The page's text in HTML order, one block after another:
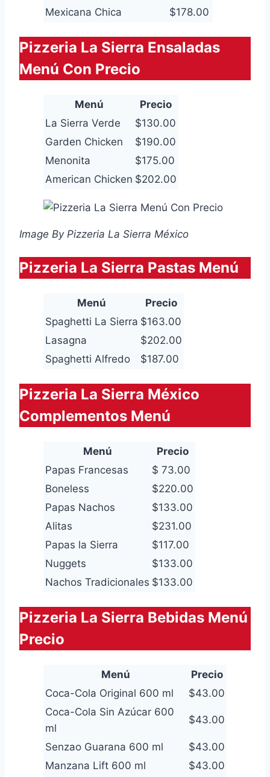
Mexicana Chica
$178.00
Pizzeria La Sierra Ensaladas
Menú Con Precio
Menú
Precio
La Sierra Verde
$130.00
Garden Chicken
$190.00
Menonita
$175.00
American Chicken $202.00
Image By Pizzeria La Sierra México
Pizzeria La Sierra Pastas Menú
Menú
Precio
Spaghetti La Sierra $163.00
Lasagna
$202.00
Spaghetti Alfredo
$187.00
Pizzeria La Sierra México
Complementos Menú
Menú
Precio
Papas Francesas
$ 73.00
Boneless
$220.00
Papas Nachos
$133.00
Alitas
$231.00
Papas la Sierra
$117.00
Nuggets
$133.00
Nachos Tradicionales $133.00
Pizzeria La Sierra Bebidas Menú
Precio
Menú
Precio
Coca-Cola Original 600 ml
$43.00
Coca-Cola Sin Azúcar 600
ml
$43.00
Senzao Guarana 600 ml
$43.00
Manzana Lift 600 ml
$43.00